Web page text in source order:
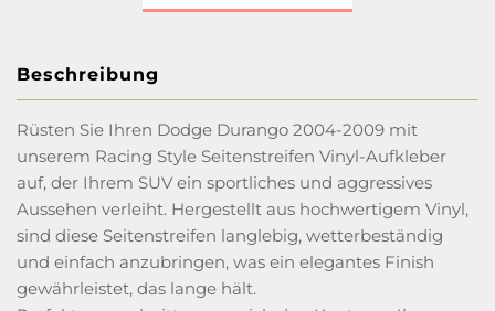
Beschreibung
Rüsten Sie Ihren Dodge Durango 2004-2009 mit
unserem Racing Style Seitenstreifen Vinyl-Aufkleber
auf, der Ihrem SUV ein sportliches und aggressives
Aussehen verleiht. Hergestellt aus hochwertigem Vinyl,
sind diese Seitenstreifen langlebig, wetterbeständig
und einfach anzubringen, was ein elegantes Finish
gewährleistet, das lange hält.